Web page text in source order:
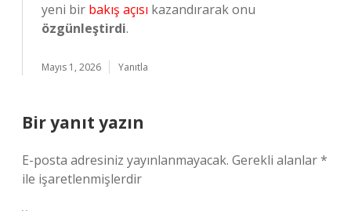
yeni bir bakış açısı kazandırarak onu
özgünleştirdi.
Mayıs 1, 2026 Yanıtla
Bir yanıt yazın
E-posta adresiniz yayınlanmayacak. Gerekli alanlar*
ile işaretlenmişlerdir